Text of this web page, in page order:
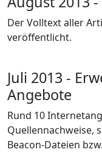
Der Volltext aller
veröffentlicht.
Juli 2013 -
Angebote
Rund 10
Quellennachweise,
Beacon-Dateien